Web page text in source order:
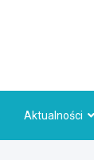
Aktualności